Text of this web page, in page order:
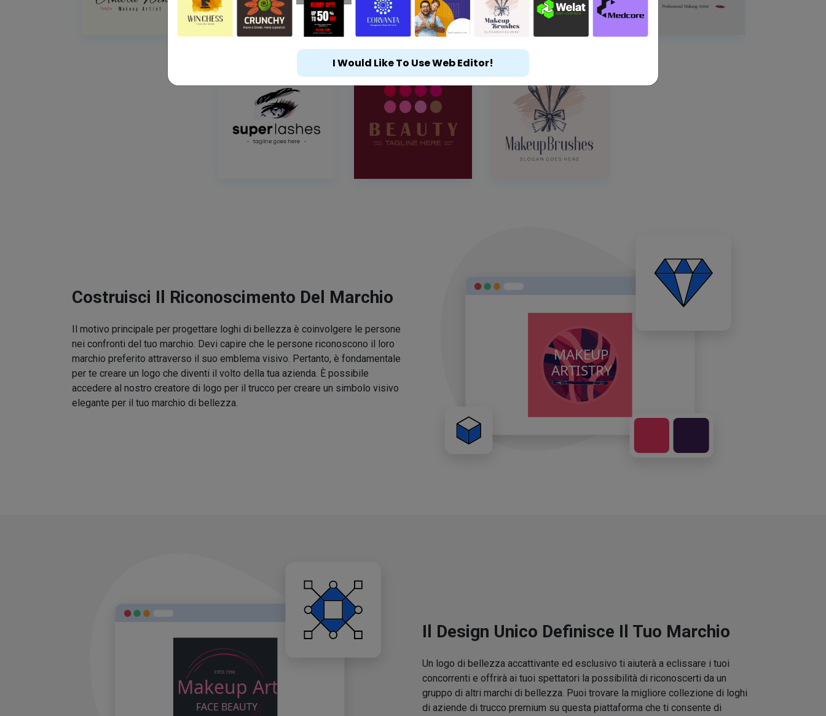
Costruisci Il Riconoscimento Del Marchio
Il motivo principale per progettare loghi di bellezza è coinvolgere le persone
nei confronti del tuo marchio. Devi capire che le persone riconoscono il loro
marchio preferito attraverso il suo emblema visivo. Pertanto, è fondamentale
per te creare un logo che diventi il volto della tua azienda. È possibile
accedere al nostro creatore di logo per il trucco per creare un simbolo visivo
elegante per il tuo marchio di bellezza.
Il Design Unico Definisce Il Tuo Marchio
Un logo di bellezza accattivante ed esclusivo ti aiuterà a eclissare i tuoi
concorrenti e offrirà ai tuoi spettatori la possibilità di riconoscerti da un
gruppo di altri marchi di bellezza. Puoi trovare la migliore collezione di loghi
di aziende di trucco premium su questa piattaforma che ti consente di
I Would Like To Use Web Editor!